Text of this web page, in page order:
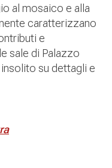
al mosaico e alla
caratterizzano
e
sale di Palazzo
su dettagli e